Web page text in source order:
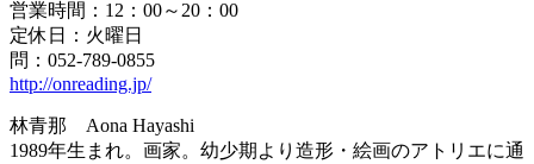
営業時間：12：00～20：00
定休日：火曜日
問：052-789-0855
http://onreading.jp/
林青那 Aona Hayashi
1989年生まれ。画家。幼少期より造形・絵画のアトリエに通